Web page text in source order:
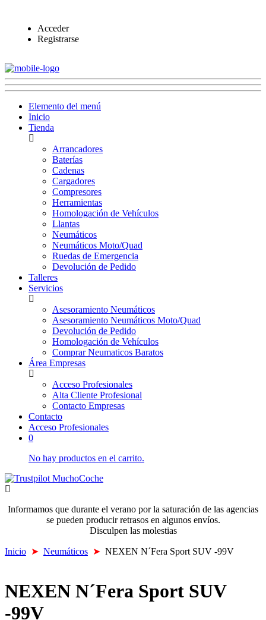
Acceder
Registrarse
Elemento del menú
Inicio
Tienda
Arrancadores
Baterías
Cadenas
Cargadores
Compresores
Herramientas
Homologación de Vehículos
Llantas
Neumáticos
Neumáticos Moto/Quad
Ruedas de Emergencia
Devolución de Pedido
Talleres
Servicios
Asesoramiento Neumáticos
Asesoramiento Neumáticos Moto/Quad
Devolución de Pedido
Homologación de Vehículos
Comprar Neumaticos Baratos
Área Empresas
Acceso Profesionales
Alta Cliente Profesional
Contacto Empresas
Contacto
Acceso Profesionales
0
No hay productos en el carrito.
Informamos que durante el verano por la saturación de las agencias
se pueden producir retrasos en algunos envíos.
Disculpen las molestias
Inicio ➤ Neumáticos ➤ NEXEN N´Fera Sport SUV -99V
NEXEN N´Fera Sport SUV
-99V